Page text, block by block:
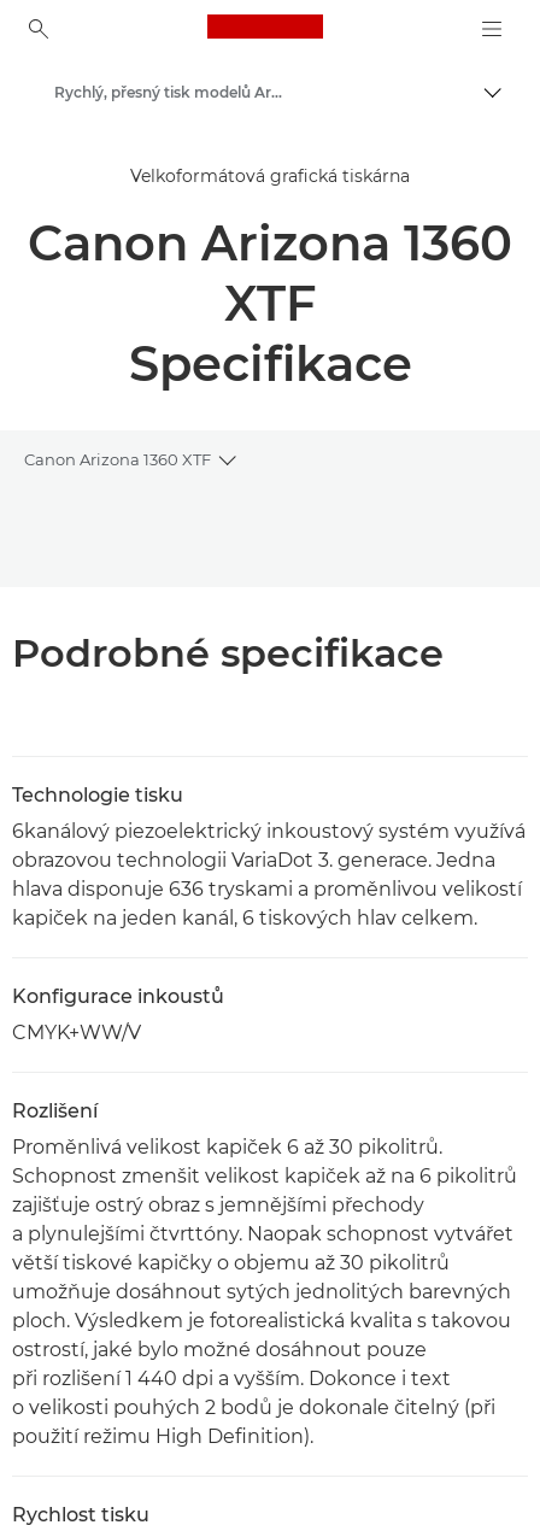
Canon Logo, back to
Řešení a služby
Výrobky pro firmy
Rychlý, přesný tisk modelů Arizona 1300
Velkoformátová grafická tiskárna
Canon Arizona 1360
XTF
Specifikace
Canon Arizona 1360 XTF
Toggle breadcrumbs
Podrobné specifikace
Technologie tisku
6kanálový piezoelektrický inkoustový systém využívá
obrazovou technologii VariaDot 3. generace. Jedna
hlava disponuje 636 tryskami a proměnlivou velikostí
kapiček na jeden kanál, 6 tiskových hlav celkem.
Konfigurace inkoustů
CMYK+WW/V
Rozlišení
Proměnlivá velikost kapiček 6 až 30 pikolitrů.
Schopnost zmenšit velikost kapiček až na 6 pikolitrů
zajišťuje ostrý obraz s jemnějšími přechody
a plynulejšími čtvrttóny. Naopak schopnost vytvářet
větší tiskové kapičky o objemu až 30 pikolitrů
umožňuje dosáhnout sytých jednolitých barevných
ploch. Výsledkem je fotorealistická kvalita s takovou
ostrostí, jaké bylo možné dosáhnout pouze
při rozlišení 1 440 dpi a vyšším. Dokonce i text
o velikosti pouhých 2 bodů je dokonale čitelný (při
použití režimu High Definition).
Rychlost tisku